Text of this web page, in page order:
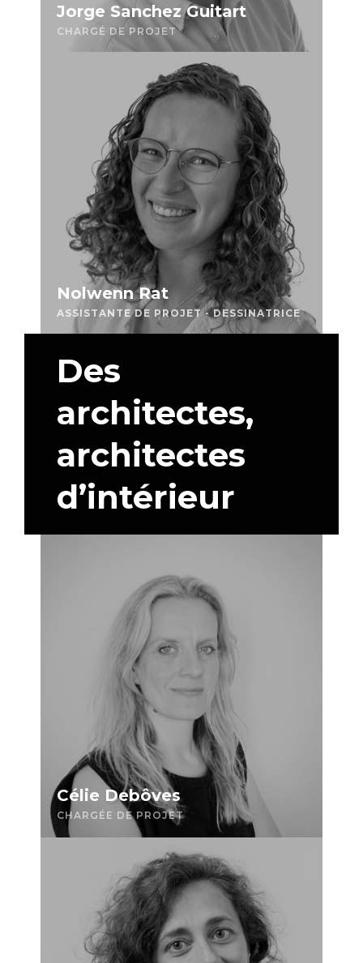
Jorge Sanchez Guitart
CHARGÉ DE PROJET
Nolwenn Rat
ASSISTANTE DE PROJET - DESSINATRICE
Des
architectes,
architectes
d’intérieur
Célie Debôves
CHARGÉE DE PROJET